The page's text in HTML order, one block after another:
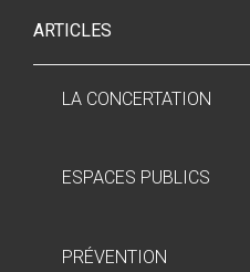
ARTICLES
LA CONCERTATION
ESPACES PUBLICS
PRÉVENTION